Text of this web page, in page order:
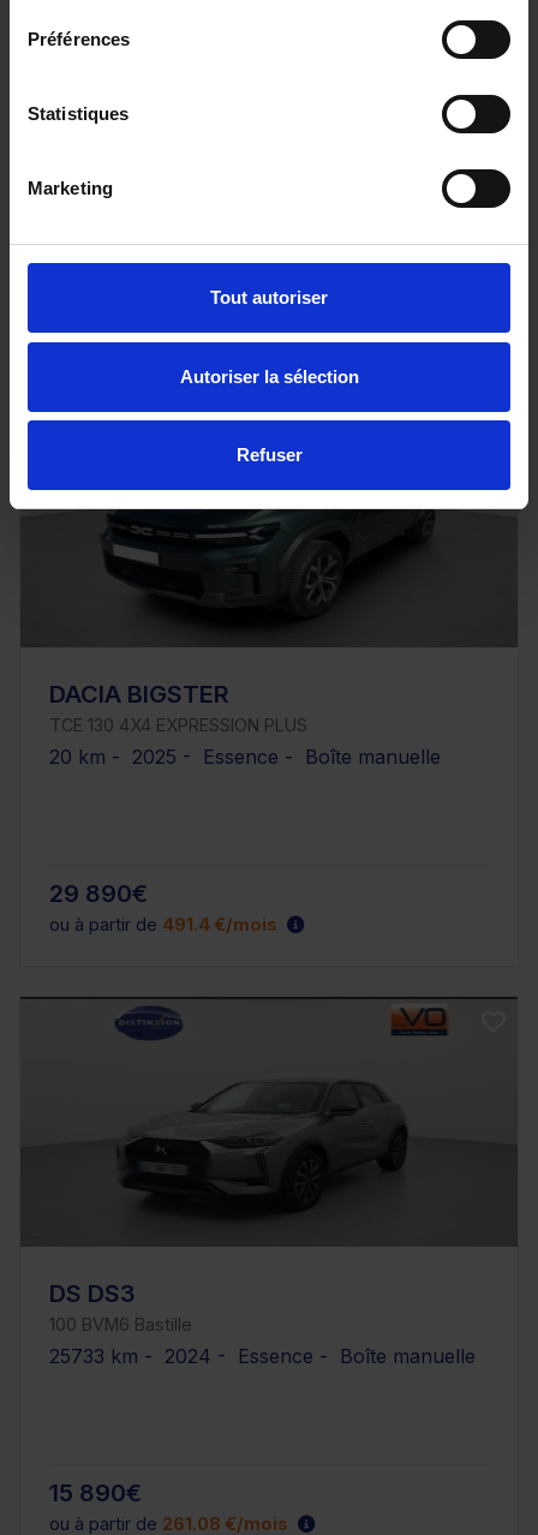
Préférences
Statistiques
Marketing
Tout autoriser
Autoriser la sélection
Refuser
205 BVA10 E-4WD TREMOR COVER 4PL
DACIA BIGSTER
TCE 130 4X4 EXPRESSION PLUS
20 km - 2025 - Essence - Boîte manuelle
29 890€
ou à partir de 491.4 €/mois
DS DS3
100 BVM6 Bastille
25733 km - 2024 - Essence - Boîte manuelle
15 890€
ou à partir de 261.08 €/mois